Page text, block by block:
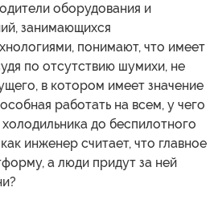
оборудования и
занимающихся
понимают, что имеет
по отсутствию шумихи, не
в котором имеет значение
работать на всем, у чего
до беспилотного
инженер считает, что главное
а люди придут за ней